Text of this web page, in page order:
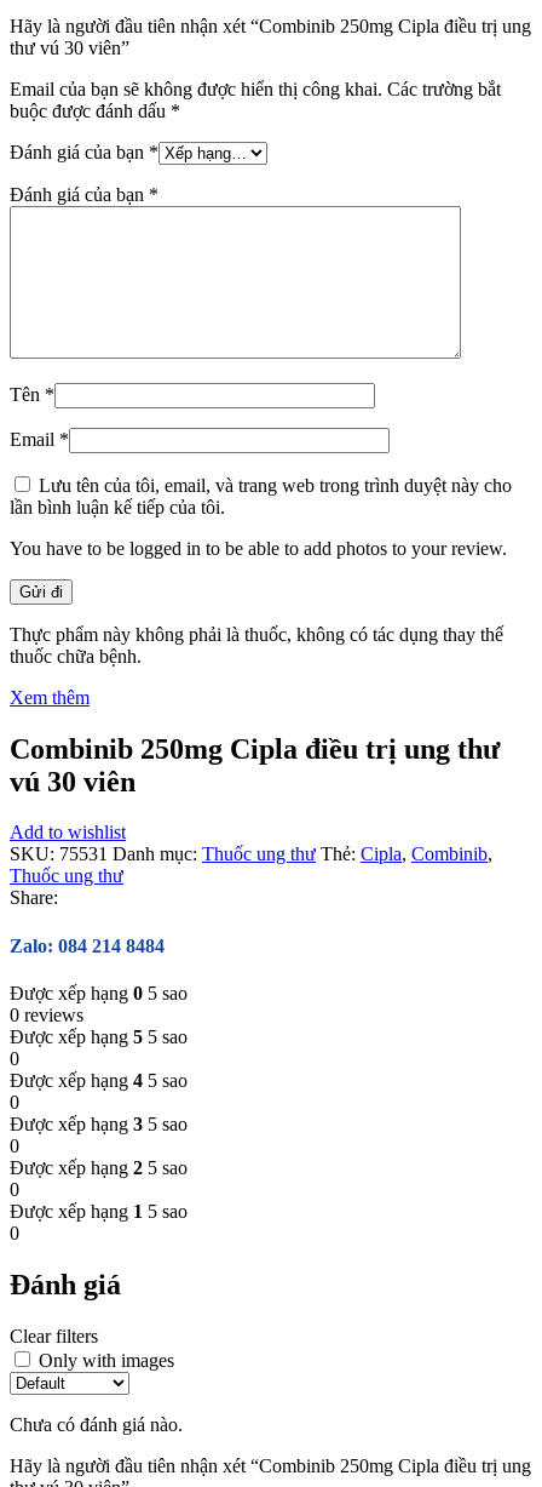
Hãy là người đầu tiên nhận xét “Combinib 250mg Cipla điều trị ung
thư vú 30 viên”
Email của bạn sẽ không được hiển thị công khai. Các trường bắt
buộc được đánh dấu *
Đánh giá của bạn *
Đánh giá của bạn *
Tên *
Email *
Lưu tên của tôi, email, và trang web trong trình duyệt này cho
lần bình luận kế tiếp của tôi.
You have to be logged in to be able to add photos to your review.
Thực phẩm này không phải là thuốc, không có tác dụng thay thế
thuốc chữa bệnh.
Xem thêm
Combinib 250mg Cipla điều trị ung thư
vú 30 viên
Add to wishlist
SKU: 75531 Danh mục: Thuốc ung thư Thẻ: Cipla, Combinib,
Thuốc ung thư
Share:
Zalo: 084 214 8484
Được xếp hạng 0 5 sao
0 reviews
Được xếp hạng 5 5 sao
0
Được xếp hạng 4 5 sao
0
Được xếp hạng 3 5 sao
0
Được xếp hạng 2 5 sao
0
Được xếp hạng 1 5 sao
0
Đánh giá
Clear filters
Only with images
Chưa có đánh giá nào.
Hãy là người đầu tiên nhận xét “Combinib 250mg Cipla điều trị ung